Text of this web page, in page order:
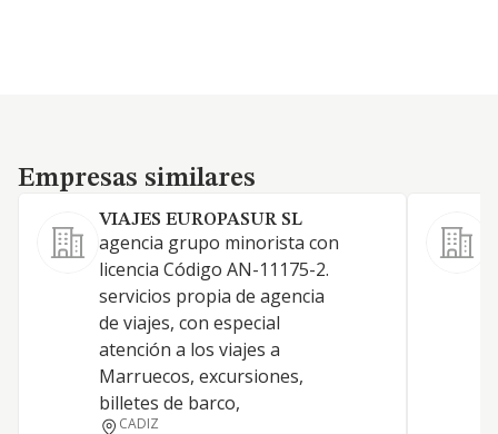
Empresas similares
Empresas similares
VIAJES EUROPASUR SL
agencia grupo minorista con
licencia Código AN-11175-2.
servicios propia de agencia
de viajes, con especial
atención a los viajes a
Marruecos, excursiones,
billetes de barco,
CADIZ